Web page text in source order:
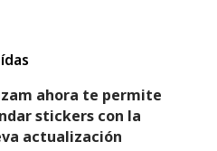
ahora te permite
stickers con la
actualización